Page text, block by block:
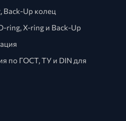
Back-Up колец
ring, X-ring и Back-Up
по ГОСТ, ТУ и DIN для